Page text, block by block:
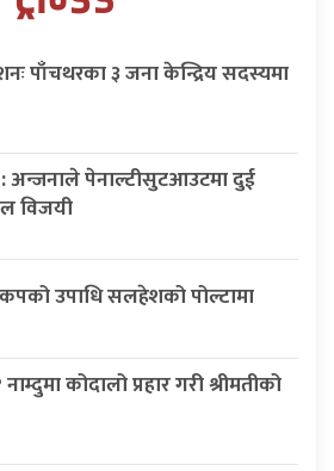
पाँचथरका ३ जना केन्द्रिय सदस्यमा
अन्जनाले पेनाल्टीसुटआउटमा दुई
विजयी
उपाधि सलहेशको पोल्टामा
कोदालो प्रहार गरी श्रीमतीको